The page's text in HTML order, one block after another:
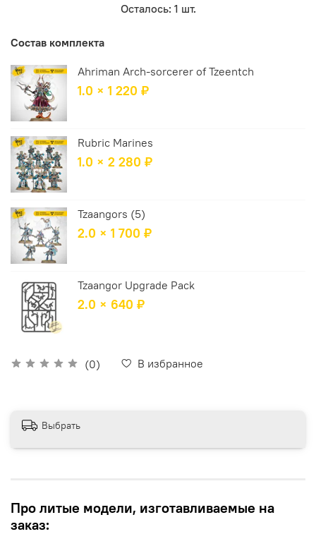
(0) В избранное
Осталось: 1 шт.
Состав комплекта
Ahriman Arch-sorcerer of Tzeentch
1.0 × 1 220 ₽
Rubric Marines
1.0 × 2 280 ₽
Tzaangors (5)
2.0 × 1 700 ₽
Tzaangor Upgrade Pack
2.0 × 640 ₽
Выбрать
Про литые модели, изготавливаемые на
заказ: